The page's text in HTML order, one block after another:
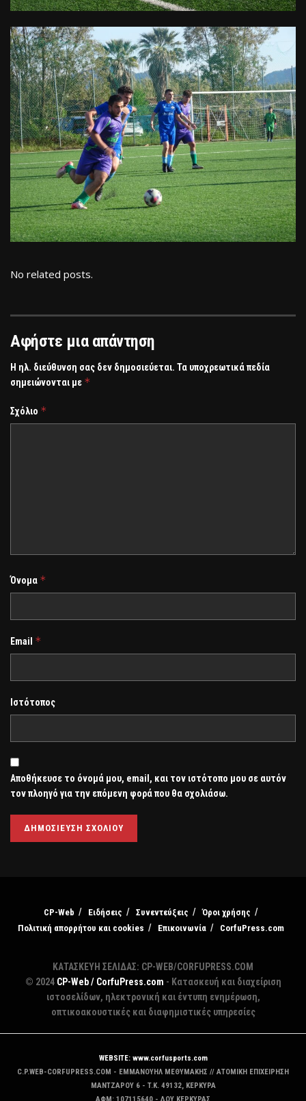
No related posts.
Αφήστε μια απάντηση
Η ηλ. διεύθυνση σας δεν δημοσιεύεται. Τα υποχρεωτικά πεδία
σημειώνονται με *
Σχόλιο *
Όνομα *
Email *
Ιστότοπος
Αποθήκευσε το όνομά μου, email, και τον ιστότοπο μου σε αυτόν
τον πλοηγό για την επόμενη φορά που θα σχολιάσω.
CP-Web Ειδήσεις Συνεντεύξεις
Όροι χρήσης
Πολιτική απορρήτου και cookies
Επικοινωνία CorfuPress.com
ΚΑΤΑΣΚΕΥΗ ΣΕΛΙΔΑΣ: CP-WEB/CORFUPRESS.COM
© 2024 CP-Web / CorfuPress.com - Κατασκευή και διαχείριση
ιστοσελίδων, ηλεκτρονική και έντυπη ενημέρωση,
οπτικοακουστικές και διαφημιστικές υπηρεσίες
WEBSITE: www.corfusports.com
C.P.WEB-CORFUPRESS.COM - ΕΜΜΑΝΟΥΗΛ ΜΕΘΥΜΑΚΗΣ // ΑΤΟΜΙΚΗ ΕΠΙΧΕΙΡΗΣΗ
MANTZAΡΟΥ 6 - T.K. 49132, ΚΕΡΚΥΡΑ
ΑΦΜ: 107115640 - ΔΟΥ ΚΕΡΚΥΡΑΣ